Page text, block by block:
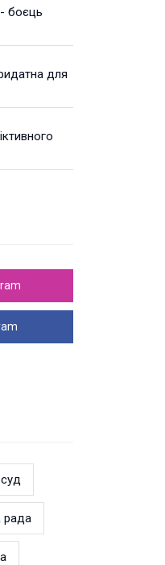
боєць
для
та Sony G-
новин
суд
рада